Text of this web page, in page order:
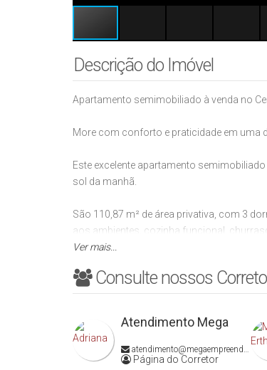
Descrição do Imóvel
Apartamento semimobiliado à venda no
More com conforto e praticidade em uma
Este excelente apartamento
sol da manhã.
São 110,87 m² de área privativa, com 3
aos ambientes, cozinha funcional,
com a família e amigos.
O imóvel conta ainda com 2 vagas de
O residencial oferece uma estrutura
convivência, salão de festas e
Uma excelente oportunidade para quem
Ver mais...
Consulte nossos
Atendimento Mega
atendimento@megaempreendimentos.com
Página do Corretor